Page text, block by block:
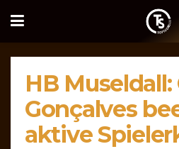
HB Museldall:
Gonçalves
aktive